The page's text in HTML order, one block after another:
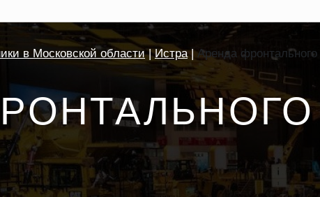
в Московской области Истра Аренда фронтального